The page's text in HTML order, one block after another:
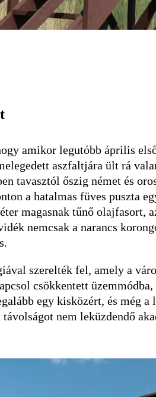
amikor legutóbb április
aszfaltjára ült rá
tavasztól őszig német és
a hatalmas füves puszta
magasnak tűnő olajfasort,
nemcsak a narancs
szerelték fel, amely a
csökkentett
egy kisközért, és még a
nem leküzdendő